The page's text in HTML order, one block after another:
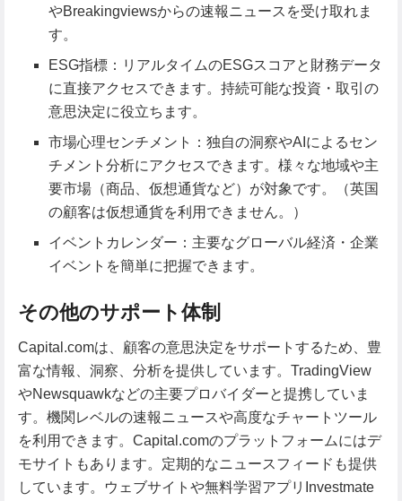
やBreakingviewsからの速報ニュースを受け取れま
す。
ESG指標：リアルタイムのESGスコアと財務データ
に直接アクセスできます。持続可能な投資・取引の
意思決定に役立ちます。
市場心理センチメント：独自の洞察やAIによるセン
チメント分析にアクセスできます。様々な地域や主
要市場（商品、仮想通貨など）が対象です。（英国
の顧客は仮想通貨を利用できません。）
イベントカレンダー：主要なグローバル経済・企業
イベントを簡単に把握できます。
その他のサポート体制
Capital.comは、顧客の意思決定をサポートするため、豊
富な情報、洞察、分析を提供しています。TradingView
やNewsquawkなどの主要プロバイダーと提携していま
す。機関レベルの速報ニュースや高度なチャートツール
を利用できます。Capital.comのプラットフォームにはデ
モサイトもあります。定期的なニュースフィードも提供
しています。ウェブサイトや無料学習アプリInvestmate